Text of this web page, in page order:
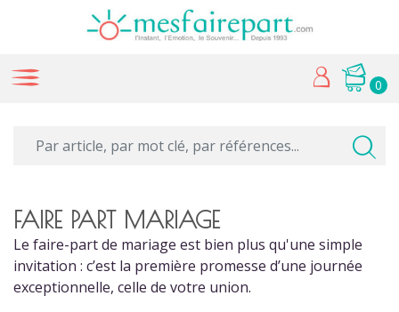
0
FAIRE PART MARIAGE
Le faire-part de mariage est bien plus qu'une simple
invitation : c’est la première promesse d’une journée
exceptionnelle, celle de votre union.